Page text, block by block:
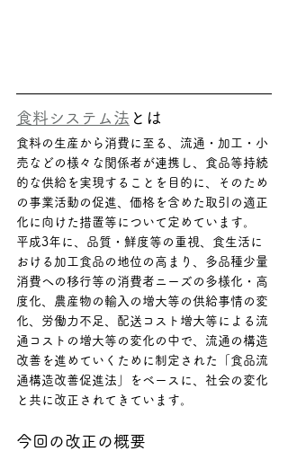
食料システム法 とは
食料の生産から消費に至る、流通・加工・小
売などの様々な関係者が連携し、食品等持続
的な供給を実現することを目的に、そのため
の事業活動の促進、価格を含めた取引の適正
化に向けた措置等について定めています。
平成3年に、品質・鮮度等の重視、食生活に
おける加工食品の地位の高まり、多品種少量
消費への移行等の消費者ニーズの多様化・高
度化、農産物の輸入の増大等の供給事情の変
化、労働力不足、配送コスト増大等による流
通コストの増大等の変化の中で、流通の構造
改善を進めていくために制定された「食品流
通構造改善促進法」をベースに、社会の変化
と共に改正されてきています。
今回の改正の概要